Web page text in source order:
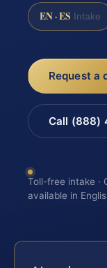
EN · ES Intake
Request a
Call (888)
Toll-free intake ·
available in